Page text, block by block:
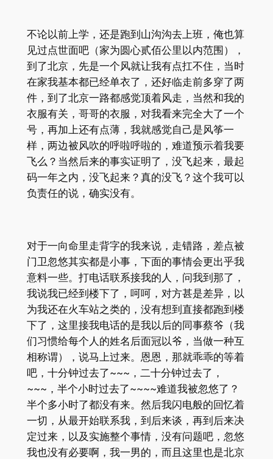
不论以前上学，还是跑到山沟沟去上班，俺也算
见过点世面吧（家为圆心贰佰公里以内范围），
到了北京，先是一个风就让我有点扛不住，当时
在家我基本都已经单衣了，还好临走前多穿了两
件，到了北京一路都感觉顶着风走，当然和我的
衣服有关，哥哥的衣服，对我看来完全大了一个
号，再加上还有点薄，我就感觉自己是风筝一
样，两边被风吹的呼啦呼啦的，难道预示着我要
飞么？当然后来的事实证明了，没飞起来，最起
码一年之内，没飞起来？真的没飞？这个我可以
负责任的说，确实没有。
对于一向命里走背字的我来说，走错路，差点被
门卫忽悠其实都是小事，下面的事情会更出乎我
意料一些。打电话联系接我的人，问我到那了，
我说我已经到楼下了，呵呵，对方甚是差异，以
为我还在火车站之类的，没有想到直接都跑到楼
下了，这里接我电话的是我以后的同事蔡爷（我
们习惯给每个人的姓名后面冠以爷，当做一种互
相称谓），说马上过来。恩恩，那就乖乖的等着
吧，十分钟过去了~~~，二十分钟过去了，
~~~，半个小时过去了~~~~难道我被忽悠了？
半个多小时了都没有来。然后我闪电般的回忆着
一切，从最开始联系我，到后来谈，再到后来决
定过来，以及实施整个事情，没有问题吧，忽悠
我也没有必要啊，我一男的，而且这里也是北京